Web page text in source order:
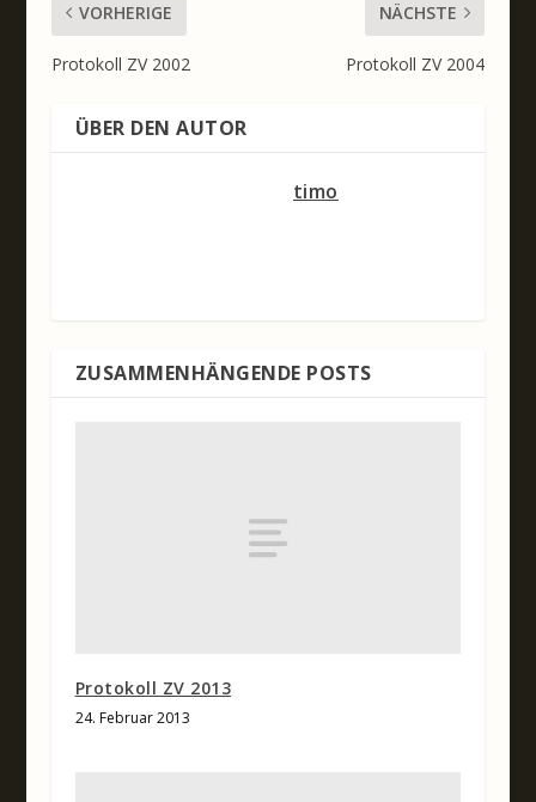
VORHERIGE
Protokoll ZV 2002
NÄCHSTE
Protokoll ZV 2004
ÜBER DEN AUTOR
timo
ZUSAMMENHÄNGENDE POSTS
Protokoll ZV 2013
24. Februar 2013